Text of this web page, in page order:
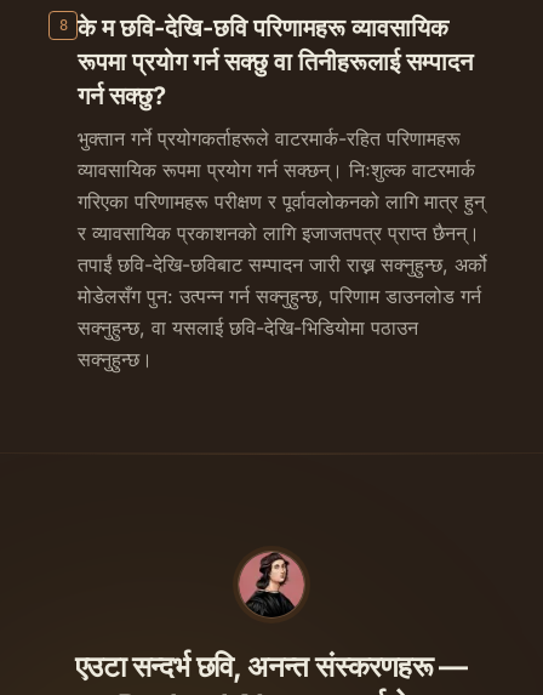
8
के म छवि-देखि-छवि परिणामहरू व्यावसायिक
रूपमा प्रयोग गर्न सक्छु वा तिनीहरूलाई सम्पादन
गर्न सक्छु?
भुक्तान गर्ने प्रयोगकर्ताहरूले वाटरमार्क-रहित परिणामहरू
व्यावसायिक रूपमा प्रयोग गर्न सक्छन्। निःशुल्क वाटरमार्क
गरिएका परिणामहरू परीक्षण र पूर्वावलोकनको लागि मात्र हुन्
र व्यावसायिक प्रकाशनको लागि इजाजतपत्र प्राप्त छैनन्।
तपाईं छवि-देखि-छविबाट सम्पादन जारी राख्न सक्नुहुन्छ, अर्को
मोडेलसँग पुन: उत्पन्न गर्न सक्नुहुन्छ, परिणाम डाउनलोड गर्न
सक्नुहुन्छ, वा यसलाई छवि-देखि-भिडियोमा पठाउन
सक्नुहुन्छ।
एउटा सन्दर्भ छवि, अनन्त संस्करणहरू —